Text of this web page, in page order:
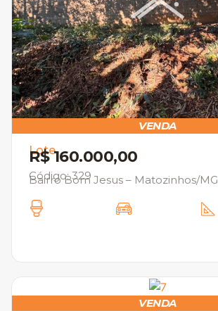
VENDA
Lote
R$ 160.000,00
Código: 329
Bairro Bom Jesus – Matozinhos/MG
VENDA